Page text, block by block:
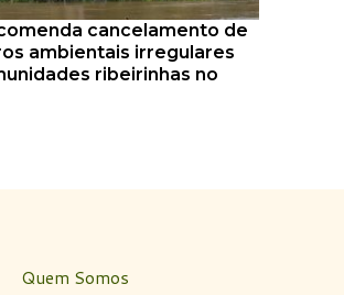
cancelamento de
ambientais irregulares
ribeirinhas no
Quem Somos